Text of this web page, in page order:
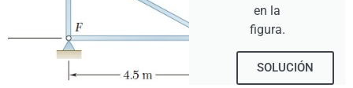
en la
figura.
SOLUCIÓN